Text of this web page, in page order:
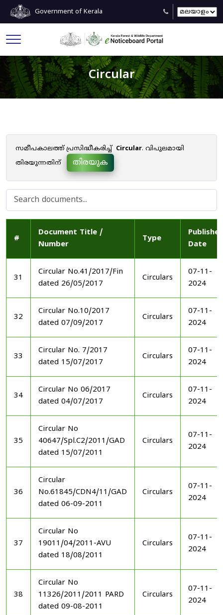
Government of Kerala
Circular
സമീപകാലത്ത് പ്രസിദ്ധീകരിച്ച് Circular. വിപുലമായി
തിരയുന്നതിന്
തിരയുക
#
Document Title /
Number
Type
Date
31
Circular No.41/2017/Fin
dated 26/05/2017
Circulars
07-11-
2024
32
Circular No.10/2017
dated 07/09/2017
Circulars
07-11-
2024
33
Circular No. 7/2017
dated 15/07/2017
Circulars
07-11-
2024
34
Circular No 06/2017
dated 04/07/2017
Circulars
07-11-
2024
35
Circular No
40647/Spl.C2/2011/GAD
dated 15/07/2011
Circulars
07-11-
2024
36
Circular
No.61845/CDN4/11/GAD
dated 06-09-2011
Circulars
07-11-
2024
37
Circular No
19011/04/2011-AVU
dated 18/08/2011
Circulars
07-11-
2024
38
Circular No
11326/2011/2011 PARD
dated 09-08-2011
Circulars
07-11-
2024